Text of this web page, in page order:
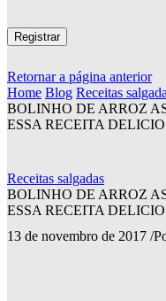
Registrar
Retornar a página anterior
Home Blog Receitas
BOLINHO DE ARROZ
ESSA RECEITA
Receitas salgadas
BOLINHO DE ARROZ
ESSA RECEITA
13 de novembro de 2017 /